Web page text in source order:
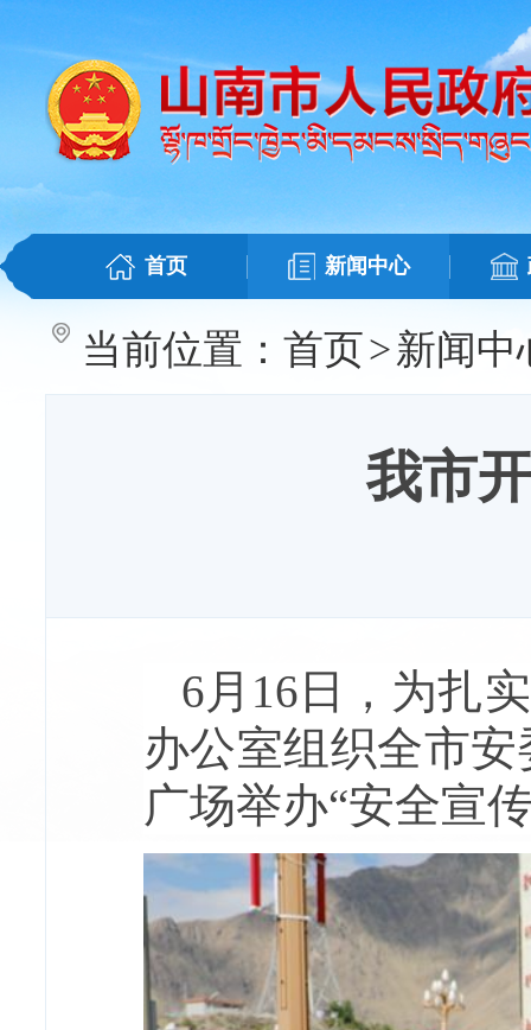
首页 新闻中心
当前位置： 首页>新闻中
我市
6月16日，为扎
办公室组织全市
广场举办“安全宣